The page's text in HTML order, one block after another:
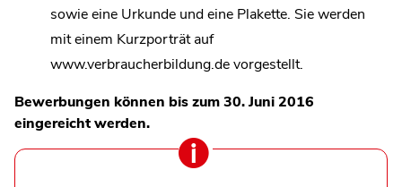
sowie eine Urkunde und eine Plakette. Sie werden
mit einem Kurzporträt auf
www.verbraucherbildung.de vorgestellt.
Bewerbungen können bis zum 30. Juni 2016
eingereicht werden.